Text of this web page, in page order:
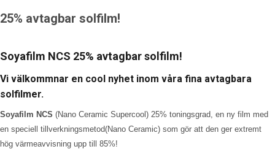
25% avtagbar solfilm!
Soyafilm NCS 25% avtagbar solfilm!
Vi välkommnar en cool nyhet inom våra fina avtagbara
solfilmer.
Soyafilm NCS (Nano Ceramic Supercool) 25% toningsgrad, en ny film med
en speciell tillverkningsmetod(Nano Ceramic) som gör att den ger extremt
hög värmeavvisning upp till 85%!